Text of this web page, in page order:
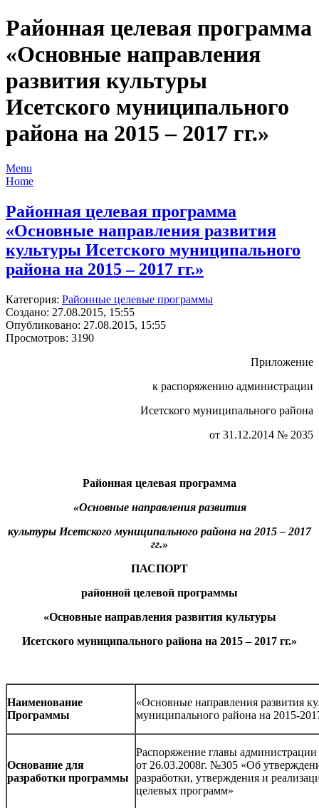
Районная целевая программа
«Основные направления
развития культуры
Исетского муниципального
района на 2015 – 2017 гг.»
Menu
Home
Районная целевая программа
«Основные направления развития
культуры Исетского муниципального
района на 2015 – 2017 гг.»
Категория: Районные целевые программы
Создано: 27.08.2015, 15:55
Опубликовано: 27.08.2015, 15:55
Просмотров: 3190
Приложение
к распоряжению администрации
Исетского муниципального района
от 31.12.2014 № 2035
Районная целевая программа
«Основные направления развития
культуры Исетского муниципального района на 2015 – 2017
гг.»
ПАСПОРТ
районной целевой программы
«Основные направления развития культуры
Исетского муниципального района на 2015 – 2017 гг.»
Наименование
Программы
«Основные направления развития
муниципального района на 2015-
Основание для
разработки программы
Распоряжение главы администрации
от 26.03.2008г. №305 «Об
разработки, утверждения и
целевых программ»